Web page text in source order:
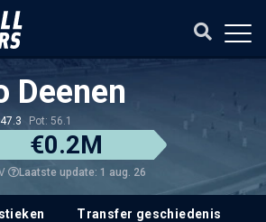
Deenen
Pot: 56.1
€0.2M
Laatste update: 1 aug. 26
Transfer geschiedenis